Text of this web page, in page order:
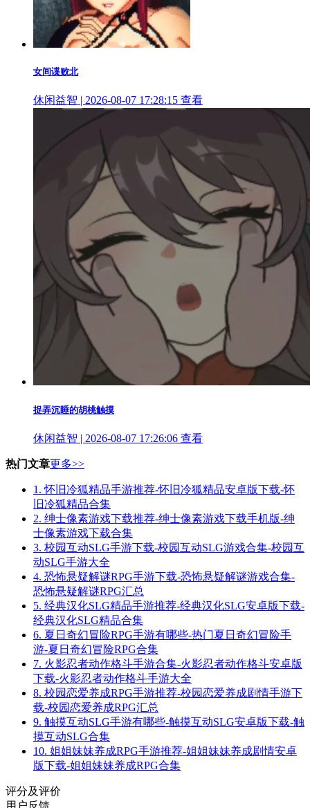
女间谍败北
休闲益智 | 2026-08-07 17:28:15 查看
捉弄沉睡的胡桃触摸
休闲益智 | 2026-08-07 17:26:06 查看
热门文章更多>>
1. 怀旧冷狐精品手游推荐-怀旧冷狐精品安卓版下载-怀
旧冷狐精品合集
2. 绅士像素游戏下载推荐-绅士像素游戏下载手机版-绅
士像素游戏下载合集
3. 校园互动SLG手游下载-校园互动SLG游戏合集-校园互
动SLG手游大全
4. 恐怖悬疑解谜RPG手游下载-恐怖悬疑解谜游戏合集-
恐怖悬疑解谜RPG汇总
5. 经典汉化SLG精品手游推荐-经典汉化SLG安卓版下载-
经典汉化SLG精品合集
6. 夏日奇幻冒险RPG手游有哪些-热门夏日奇幻冒险手
游-夏日奇幻冒险RPG合集
7. 火影忍者动作格斗手游合集-火影忍者动作格斗安卓版
下载-火影忍者动作格斗手游大全
8. 校园恋爱养成RPG手游推荐-校园恋爱养成剧情手游下
载-校园恋爱养成RPG汇总
9. 触摸互动SLG手游有哪些-触摸互动SLG安卓版下载-触
摸互动SLG合集
10. 姐姐妹妹养成RPG手游推荐-姐姐妹妹养成剧情安卓
版下载-姐姐妹妹养成RPG合集
评分及评价
用户反馈